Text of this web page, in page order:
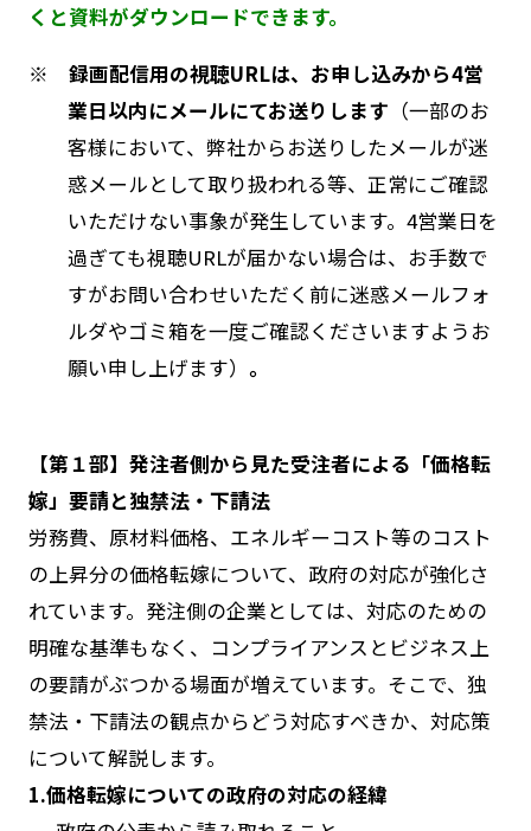
くと資料がダウンロードできます。
※ 録画配信用の視聴URLは、お申し込みから4営
業日以内にメールにてお送りします （一部のお
客様において、弊社からお送りしたメールが迷
惑メールとして取り扱われる等、正常にご確認
いただけない事象が発生しています。4営業日を
過ぎても視聴URLが届かない場合は、お手数で
すがお問い合わせいただく前に迷惑メールフォ
ルダやゴミ箱を一度ご確認くださいますようお
願い申し上げます）。
【第１部】発注者側から見た受注者による「価格転
嫁」要請と独禁法・下請法
労務費、原材料価格、エネルギーコスト等のコスト
の上昇分の価格転嫁について、政府の対応が強化さ
れています。発注側の企業としては、対応のための
明確な基準もなく、コンプライアンスとビジネス上
の要請がぶつかる場面が増えています。そこで、独
禁法・下請法の観点からどう対応すべきか、対応策
について解説します。
1.価格転嫁についての政府の対応の経緯